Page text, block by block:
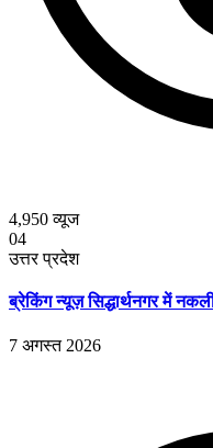
4,950व्यूज
04
उत्तर प्रदेश
ब्रेकिंग न्यूज़ सिद्धार्थनगर में
7 अगस्त 2026